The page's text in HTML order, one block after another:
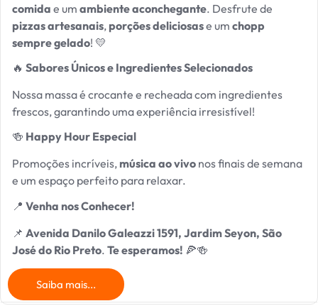
comida e um ambiente aconchegante. Desfrute de
pizzas artesanais, porções deliciosase um chopp
sempre gelado! 💛
🔥 Sabores Únicos e Ingredientes Selecionados
Nossa massa é crocante e recheada com ingredientes
frescos, garantindo uma experiência irresistível!
🍻 Happy Hour Especial
Promoções incríveis, música ao vivo nos finais de semana
e um espaço perfeito para relaxar.
📍 Venha nos Conhecer!
📌 Avenida Danilo Galeazzi 1591, Jardim Seyon, São
José do Rio Preto. Te esperamos! 🍕🍻
Saiba mais...